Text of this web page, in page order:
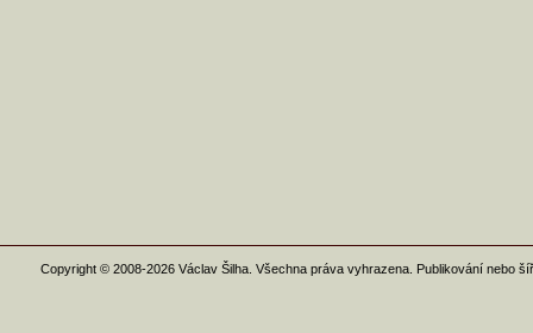
Copyright © 2008-2026 Václav Šilha. Všechna práva vyhrazena. Publikování nebo